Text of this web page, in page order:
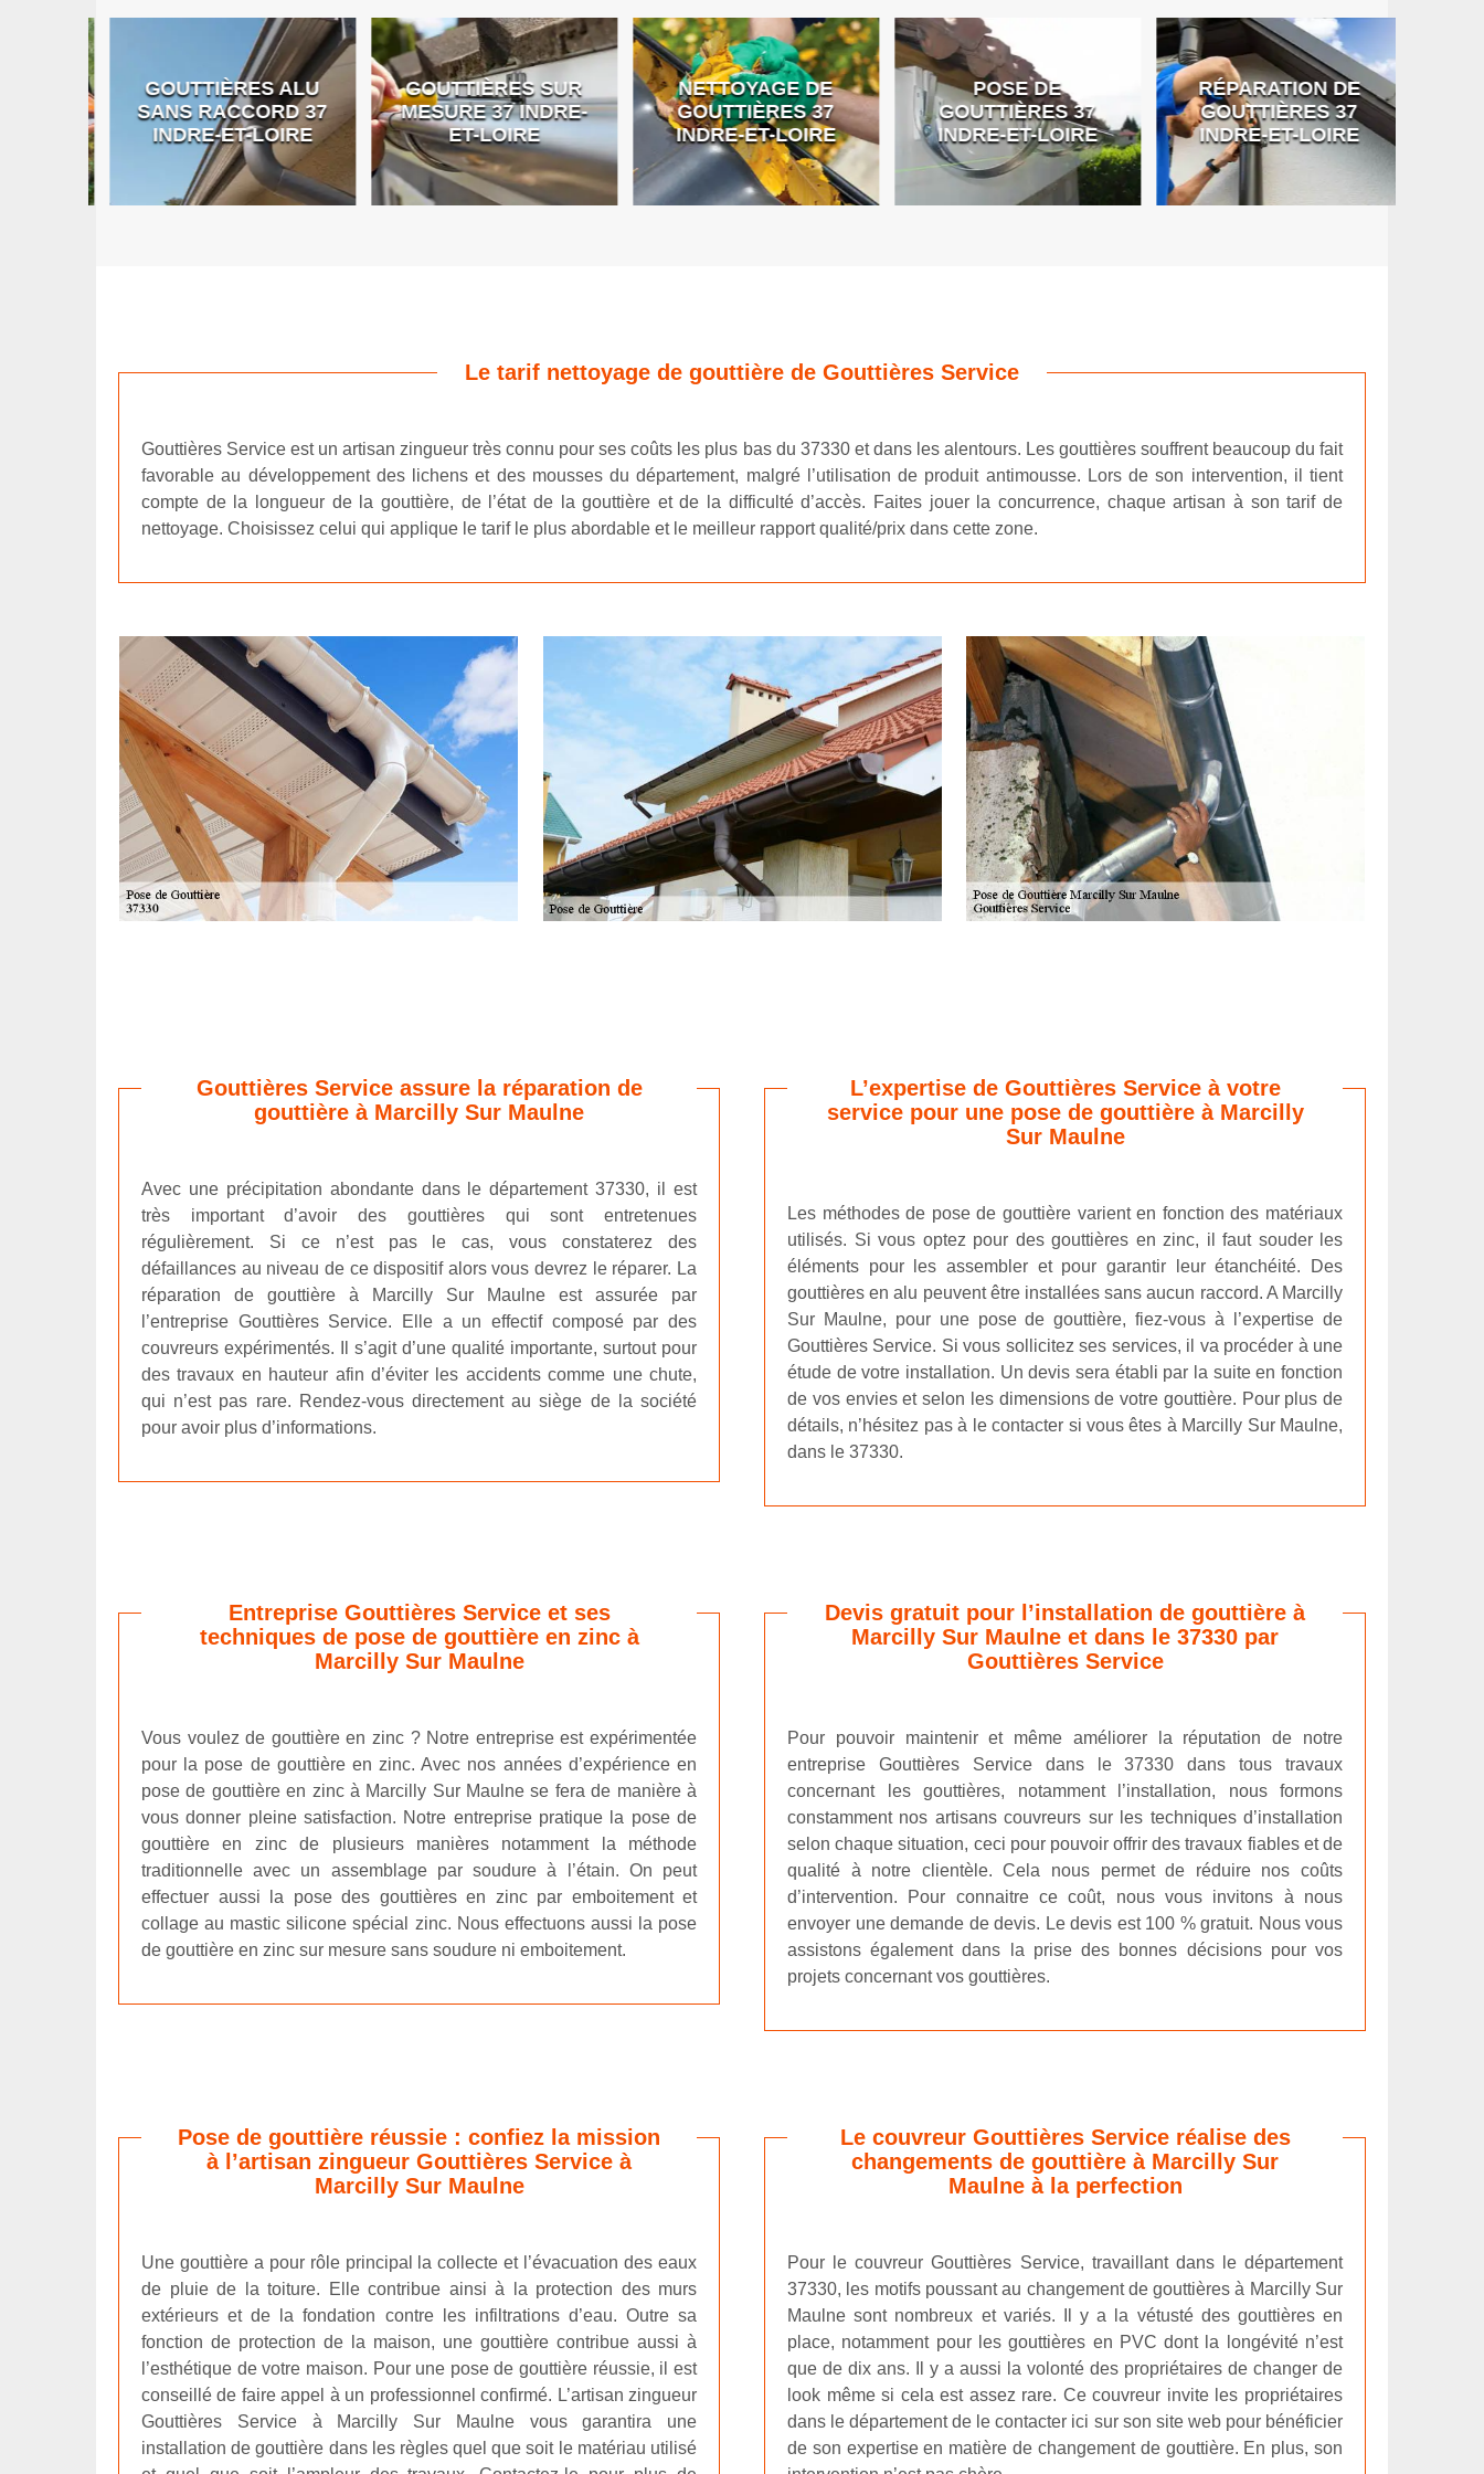
GOUTTIÈRES ALU
SANS RACCORD 37
INDRE-ET-LOIRE
GOUTTIÈRES SUR
MESURE 37 INDRE-
ET-LOIRE
NETTOYAGE DE
GOUTTIÈRES 37
INDRE-ET-LOIRE
POSE DE
GOUTTIÈRES 37
INDRE-ET-LOIRE
RÉPARATION DE
GOUTTIÈRES 37
INDRE-ET-LOIRE
Le tarif nettoyage de gouttière de Gouttières Service
Gouttières Service est un artisan zingueur très connu pour ses coûts les plus bas du 37330 et dans les alentours. Les gouttières souffrent beaucoup du fait
favorable au développement des lichens et des mousses du département, malgré l’utilisation de produit antimousse. Lors de son intervention, il tient
compte de la longueur de la gouttière, de l’état de la gouttière et de la difficulté d’accès. Faites jouer la concurrence, chaque artisan à son tarif de
nettoyage. Choisissez celui qui applique le tarif le plus abordable et le meilleur rapport qualité/prix dans cette zone.
Gouttières Service assure la réparation de
gouttière à Marcilly Sur Maulne
Avec une précipitation abondante dans le département 37330, il est
très important d’avoir des gouttières qui sont entretenues
régulièrement. Si ce n’est pas le cas, vous constaterez des
défaillances au niveau de ce dispositif alors vous devrez le réparer. La
réparation de gouttière à Marcilly Sur Maulne est assurée par
l’entreprise Gouttières Service. Elle a un effectif composé par des
couvreurs expérimentés. Il s’agit d’une qualité importante, surtout pour
des travaux en hauteur afin d’éviter les accidents comme une chute,
qui n’est pas rare. Rendez-vous directement au siège de la société
pour avoir plus d’informations.
L’expertise de Gouttières Service à votre
service pour une pose de gouttière à Marcilly
Sur Maulne
Les méthodes de pose de gouttière varient en fonction des matériaux
utilisés. Si vous optez pour des gouttières en zinc, il faut souder les
éléments pour les assembler et pour garantir leur étanchéité. Des
gouttières en alu peuvent être installées sans aucun raccord. A Marcilly
Sur Maulne, pour une pose de gouttière, fiez-vous à l’expertise de
Gouttières Service. Si vous sollicitez ses services, il va procéder à une
étude de votre installation. Un devis sera établi par la suite en fonction
de vos envies et selon les dimensions de votre gouttière. Pour plus de
détails, n’hésitez pas à le contacter si vous êtes à Marcilly Sur Maulne,
dans le 37330.
Entreprise Gouttières Service et ses
techniques de pose de gouttière en zinc à
Marcilly Sur Maulne
Vous voulez de gouttière en zinc ? Notre entreprise est expérimentée
pour la pose de gouttière en zinc. Avec nos années d’expérience en
pose de gouttière en zinc à Marcilly Sur Maulne se fera de manière à
vous donner pleine satisfaction. Notre entreprise pratique la pose de
gouttière en zinc de plusieurs manières notamment la méthode
traditionnelle avec un assemblage par soudure à l’étain. On peut
effectuer aussi la pose des gouttières en zinc par emboitement et
collage au mastic silicone spécial zinc. Nous effectuons aussi la pose
de gouttière en zinc sur mesure sans soudure ni emboitement.
Devis gratuit pour l’installation de gouttière à
Marcilly Sur Maulne et dans le 37330 par
Gouttières Service
Pour pouvoir maintenir et même améliorer la réputation de notre
entreprise Gouttières Service dans le 37330 dans tous travaux
concernant les gouttières, notamment l’installation, nous formons
constamment nos artisans couvreurs sur les techniques d’installation
selon chaque situation, ceci pour pouvoir offrir des travaux fiables et de
qualité à notre clientèle. Cela nous permet de réduire nos coûts
d’intervention. Pour connaitre ce coût, nous vous invitons à nous
envoyer une demande de devis. Le devis est 100 % gratuit. Nous vous
assistons également dans la prise des bonnes décisions pour vos
projets concernant vos gouttières.
Pose de gouttière réussie : confiez la mission
à l’artisan zingueur Gouttières Service à
Marcilly Sur Maulne
Une gouttière a pour rôle principal la collecte et l’évacuation des eaux
de pluie de la toiture. Elle contribue ainsi à la protection des murs
extérieurs et de la fondation contre les infiltrations d’eau. Outre sa
fonction de protection de la maison, une gouttière contribue aussi à
l’esthétique de votre maison. Pour une pose de gouttière réussie, il est
conseillé de faire appel à un professionnel confirmé. L’artisan zingueur
Gouttières Service à Marcilly Sur Maulne vous garantira une
installation de gouttière dans les règles quel que soit le matériau utilisé
Le couvreur Gouttières Service réalise des
changements de gouttière à Marcilly Sur
Maulne à la perfection
Pour le couvreur Gouttières Service, travaillant dans le département
37330, les motifs poussant au changement de gouttières à Marcilly Sur
Maulne sont nombreux et variés. Il y a la vétusté des gouttières en
place, notamment pour les gouttières en PVC dont la longévité n’est
que de dix ans. Il y a aussi la volonté des propriétaires de changer de
look même si cela est assez rare. Ce couvreur invite les propriétaires
dans le département de le contacter ici sur son site web pour bénéficier
de son expertise en matière de changement de gouttière. En plus, son